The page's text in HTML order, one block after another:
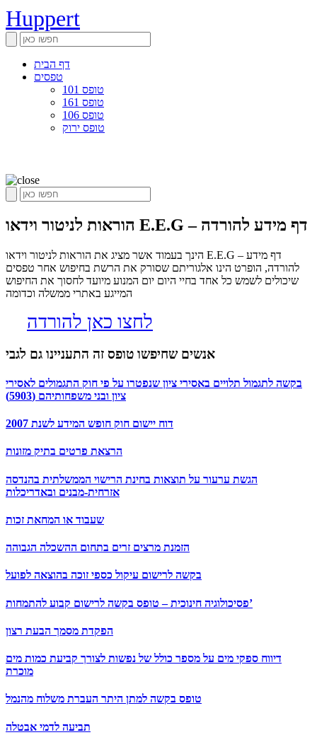
Huppert
דף הבית
טפסים
טופס 101
טופס 161
טופס 106
טופס ירוק
הוראות לניטור וידאו E.E.G – דף מידע להורדה
הינך בעמוד אשר מציג את הוראות לניטור וידאו E.E.G – דף מידע
להורדה, הופרט הינו אלגוריתם שסורק את הרשת בחיפוש אחר טפסים
שיכולים לשמש כל אחד בחיי היום יום המנוע מיועד לחסוך את החיפוש
המייגע באתרי ממשלה וכדומה
לחצו כאן להורדה
אנשים שחיפשו טופס זה התעניינו גם לגבי
בקשה לתגמול תלויים באסירי ציון שנפטרו על פי חוק התגמולים לאסירי
ציון ובני משפחותיהם (5903)
דוח יישום חוק חופש המידע לשנת 2007
הרצאת פרטים בתיק מזונות
הגשת ערעור על תוצאות בחינת הרישוי הממשלתית בהנדסה
אזרחית-מבנים ובאדריכלות
שעבוד או המחאת זכות
הזמנת מרצים זרים בתחום ההשכלה הגבוהה
בקשה לרישום עיקול כספי זוכה בהוצאה לפועל
פסיכולוגיה חינוכית – טופס בקשה לרישום קבוע להתמחות’
הפקדת מסמך הבעת רצון
דיווח ספקי מים על מספר כולל של נפשות לצורך קביעת כמות מים
מוכרת
טופס בקשה למתן היתר העברת משלוח מהנמל
תביעה לדמי אבטלה